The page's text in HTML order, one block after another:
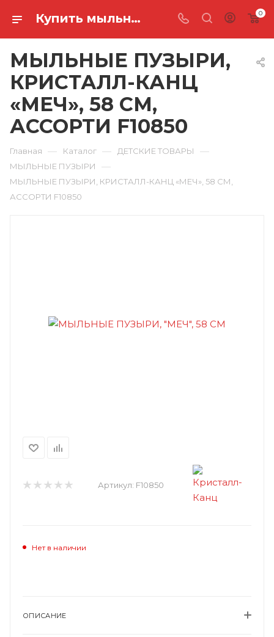
Купить мыльные пузыри, кристалл-канц «меч», 58 см, ассорти F10850 в Ростове-на-Дону 0
МЫЛЬНЫЕ ПУЗЫРИ,
КРИСТАЛЛ-КАНЦ
«МЕЧ», 58 СМ,
АССОРТИ F10850
Главная — Каталог — ДЕТСКИЕ ТОВАРЫ —
МЫЛЬНЫЕ ПУЗЫРИ —
МЫЛЬНЫЕ ПУЗЫРИ, КРИСТАЛЛ-КАНЦ «МЕЧ», 58 СМ,
АССОРТИ F10850
Артикул: F10850
Нет в наличии
ОПИСАНИЕ